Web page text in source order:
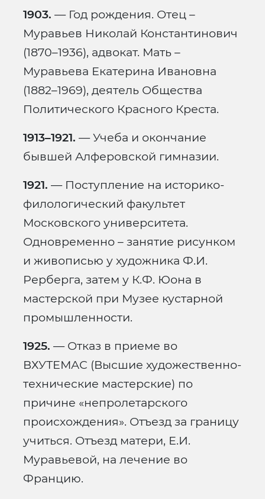
1903. — Год рождения. Отец –
Муравьев Николай Константинович
(1870–1936), адвокат. Мать –
Муравьева Екатерина Ивановна
(1882–1969), деятель Общества
Политического Красного Креста.
1913–1921. — Учеба и окончание
бывшей Алферовской гимназии.
1921. — Поступление на историко-
филологический факультет
Московского университета.
Одновременно – занятие рисунком
и живописью у художника Ф.И.
Рерберга, затем у К.Ф. Юона в
мастерской при Музее кустарной
промышленности.
1925. — Отказ в приеме во
ВХУТЕМАС (Высшие художественно-
технические мастерские) по
причине «непролетарского
происхождения». Отъезд за границу
учиться. Отъезд матери, Е.И.
Муравьевой, на лечение во
Францию.